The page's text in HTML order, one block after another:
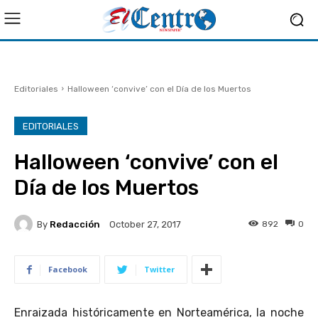
Editoriales Halloween ‘convive’ con el Día de los Muertos
EDITORIALES
Halloween ‘convive’ con el
Día de los Muertos
By Redacción October 27, 2017 0
892
Facebook Twitter
Enraizada históricamente en Norteamérica, la noche